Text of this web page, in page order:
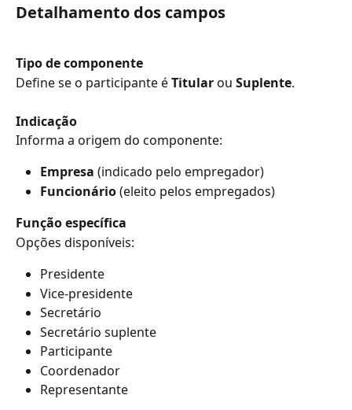
Detalhamento dos campos
Tipo de componente
Define se o participante é Titular ou Suplente.
Indicação
Informa a origem do componente:
Empresa (indicado pelo empregador)
Funcionário (eleito pelos empregados)
Função específica
Opções disponíveis:
Presidente
Vice-presidente
Secretário
Secretário suplente
Participante
Coordenador
Representante